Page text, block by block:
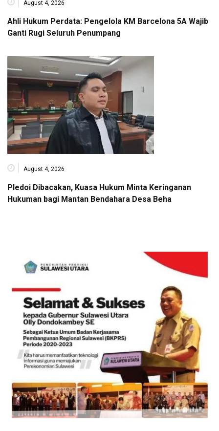
August 4, 2026
Ahli Hukum Perdata: Pengelola KM Barcelona 5A Wajib
Ganti Rugi Seluruh Penumpang
August 4, 2026
Pledoi Dibacakan, Kuasa Hukum Minta Keringanan
Hukuman bagi Mantan Bendahara Desa Beha